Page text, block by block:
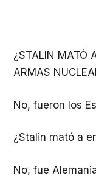
¿STALIN MATÓ
ARMAS
No, fueron los
¿Stalin mató a
No, fue